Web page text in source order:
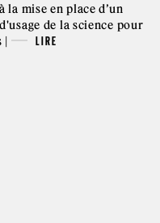
mise en place d’un
de la science pour
|
LIRE